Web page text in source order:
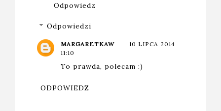
Odpowiedz
Odpowiedzi
MARGARETKAW
10 LIPCA 2014
11:10
To prawda, polecam :)
ODPOWIEDZ